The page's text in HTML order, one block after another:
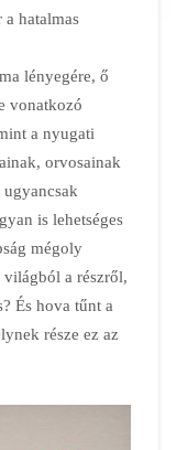
hatalmas
lényegére, ő
vonatkozó
a nyugati
orvosainak
is lehetséges
mégoly
a részről,
És hova tűnt a
része ez az